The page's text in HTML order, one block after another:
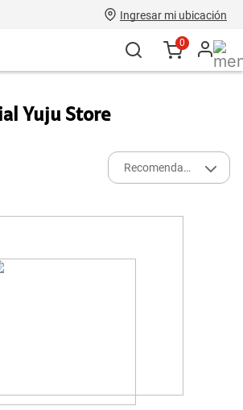
Ingresar mi ubicación
0
Yuju Store
Recomendados